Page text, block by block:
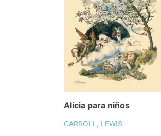
Alicia para niños
CARROLL, LEWIS